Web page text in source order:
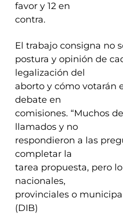
favor y 12 en
contra.
El trabajo consigna no
postura y opinión de
legalización del
aborto y cómo votarán
debate en
comisiones. “Muchos
llamados y no
respondieron a las
completar la
tarea propuesta, pero
nacionales,
provinciales o
(DIB)